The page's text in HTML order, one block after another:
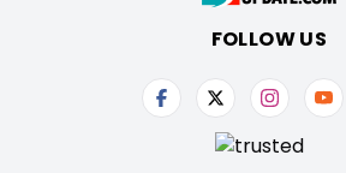
FOLLOW US